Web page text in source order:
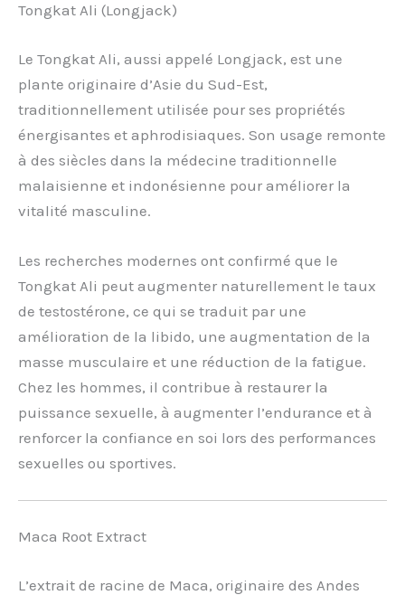
Tongkat Ali (Longjack)
Le Tongkat Ali, aussi appelé Longjack, est une
plante originaire d’Asie du Sud-Est,
traditionnellement utilisée pour ses propriétés
énergisantes et aphrodisiaques. Son usage remonte
à des siècles dans la médecine traditionnelle
malaisienne et indonésienne pour améliorer la
vitalité masculine.
Les recherches modernes ont confirmé que le
Tongkat Ali peut augmenter naturellement le taux
de testostérone, ce qui se traduit par une
amélioration de la libido, une augmentation de la
masse musculaire et une réduction de la fatigue.
Chez les hommes, il contribue à restaurer la
puissance sexuelle, à augmenter l’endurance et à
renforcer la confiance en soi lors des performances
sexuelles ou sportives.
Maca Root Extract
L’extrait de racine de Maca, originaire des Andes